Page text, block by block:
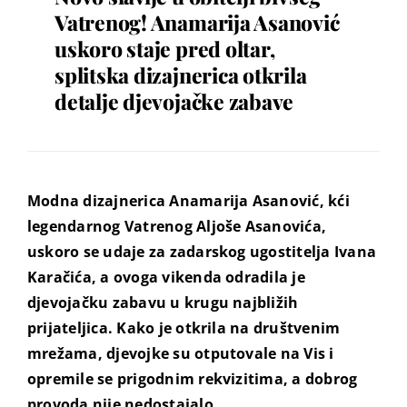
Vatrenog! Anamarija Asanović
uskoro staje pred oltar,
splitska dizajnerica otkrila
detalje djevojačke zabave
Modna dizajnerica Anamarija Asanović, kći
legendarnog Vatrenog Aljoše Asanovića,
uskoro se udaje za zadarskog ugostitelja Ivana
Karačića, a ovoga vikenda odradila je
djevojačku zabavu u krugu najbližih
prijateljica. Kako je otkrila na društvenim
mrežama, djevojke su otputovale na Vis i
opremile se prigodnim rekvizitima, a dobrog